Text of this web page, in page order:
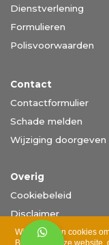
Wij gebruiken cookies
Bezoek je onze website,
Dienstverlening
Formulieren
Polisvoorwaarden
Contact
Contactformulier
Schade melden
Wijziging doorgeven
Overig
Cookiebeleid
Disclaimer
Privacy